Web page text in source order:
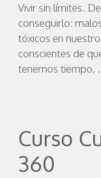
Vivir sin límites.
conseguirlo:
tóxicos en
conscientes de
tenemos tiempo,
Curso
360